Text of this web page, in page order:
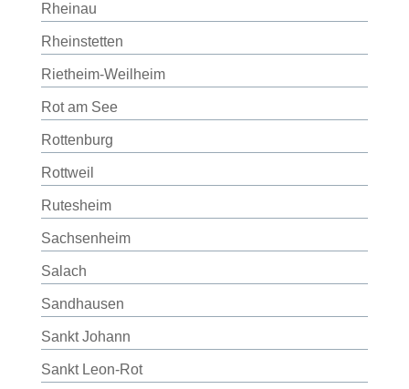
Rheinau
Rheinstetten
Rietheim-Weilheim
Rot am See
Rottenburg
Rottweil
Rutesheim
Sachsenheim
Salach
Sandhausen
Sankt Johann
Sankt Leon-Rot